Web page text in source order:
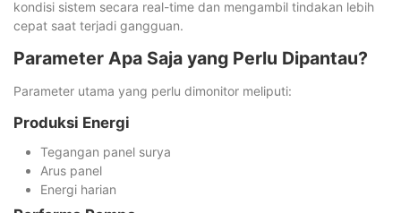
kondisi sistem secara real-time dan mengambil tindakan lebih
cepat saat terjadi gangguan.
Parameter Apa Saja yang Perlu Dipantau?
Parameter utama yang perlu dimonitor meliputi:
Produksi Energi
Tegangan panel surya
Arus panel
Energi harian